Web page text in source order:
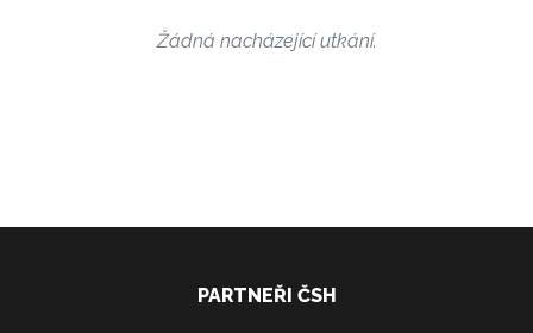
Žádná nacházející utkání.
PARTNEŘI ČSH